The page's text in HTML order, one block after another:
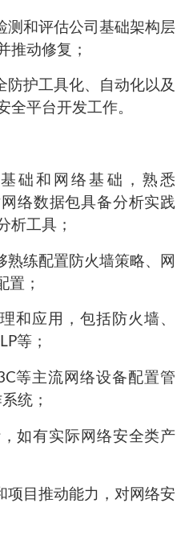
测和评估公司基础架构层
推动修复；
防护工具化、自动化以及
全平台开发工作。
础和网络基础，熟悉
络数据包具备分析实践
析工具；
熟练配置防火墙策略、网
置；
和应用，包括防火墙、
等；
等主流网络设备配置管
统；
如有实际网络安全类产
项目推动能力，对网络安